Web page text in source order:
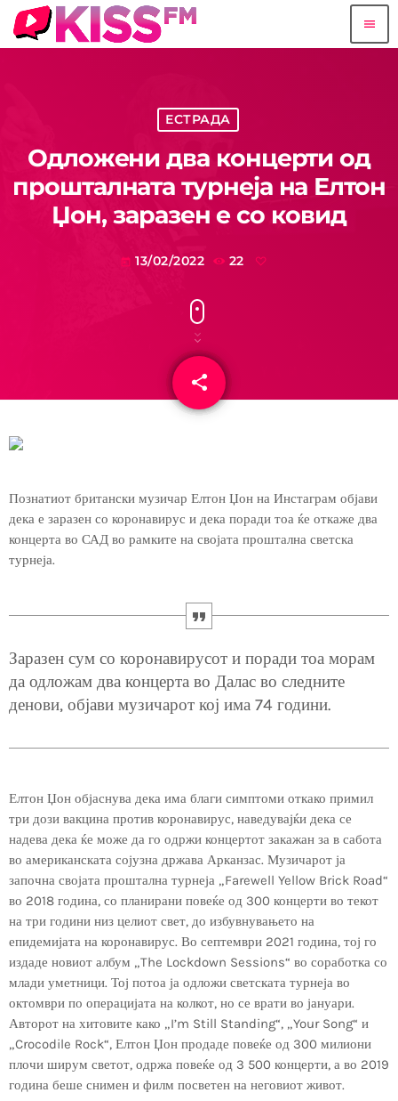
menu
ЕСТРАДА
Одложени два концерти од
прошталната турнеја на Елтон
Џон, заразен е со ковид
today 13/02/2022 22
share
email
Познатиот британски музичар Елтон Џон на Инстаграм објави
дека е заразен со коронавирус и дека поради тоа ќе откаже два
концерта во САД во рамките на својата проштална светска
турнеја.
Заразен сум со коронавирусот и поради тоа морам
да одложам два концерта во Далас во следните
денови, објави музичарот кој има 74 години.
Елтон Џон објаснува дека има благи симптоми откако примил
три дози вакцина против коронавирус, наведувајќи дека се
надева дека ќе може да го одржи концертот закажан за в сабота
во американската сојузна држава Арканзас. Музичарот ја
започна својата проштална турнеја „Farewell Yellow Brick Road“
во 2018 година, со планирани повеќе од 300 концерти во текот
на три години низ целиот свет, до избувнувањето на
епидемијата на коронавирус. Во септември 2021 година, тој го
издаде новиот албум „The Lockdown Sessions“ во соработка со
млади уметници. Тој потоа ја одложи светската турнеја во
октомври по операцијата на колкот, но се врати во јануари.
Авторот на хитовите како „I’m Still Standing“, „Your Song“ и
„Crocodile Rock“, Елтон Џон продаде повеќе од 300 милиони
плочи ширум светот, одржа повеќе од 3 500 концерти, а во 2019
година беше снимен и филм посветен на неговиот живот.